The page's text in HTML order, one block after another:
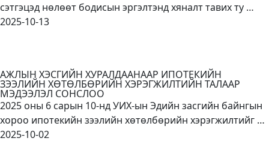
сэтгэцэд нөлөөт бодисын эргэлтэнд хяналт тавих ту …
2025-10-13
АЖЛЫН ХЭСГИЙН ХУРАЛДААНААР ИПОТЕКИЙН
ЗЭЭЛИЙН ХӨТӨЛБӨРИЙН ХЭРЭГЖИЛТИЙН ТАЛААР
МЭДЭЭЛЭЛ СОНСЛОО
2025 оны 6 сарын 10-нд УИХ-ын Эдийн засгийн байнгын
хороо ипотекийн зээлийн хөтөлбөрийн хэрэгжилтийг …
2025-10-02